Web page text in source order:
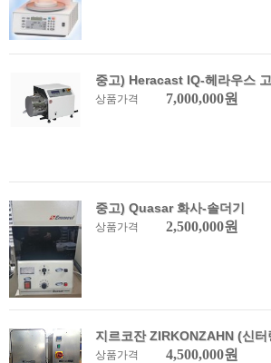
중고) Heracast IQ-헤라우스
상품가격 7,000,000원
중고) Quasar 화사-솔더기
상품가격 2,500,000원
지르코잔 ZIRKONZAHN (신터
상품가격 4,500,000원